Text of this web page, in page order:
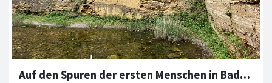
Auf den Spuren der ersten Menschen in Baden-Württemberg